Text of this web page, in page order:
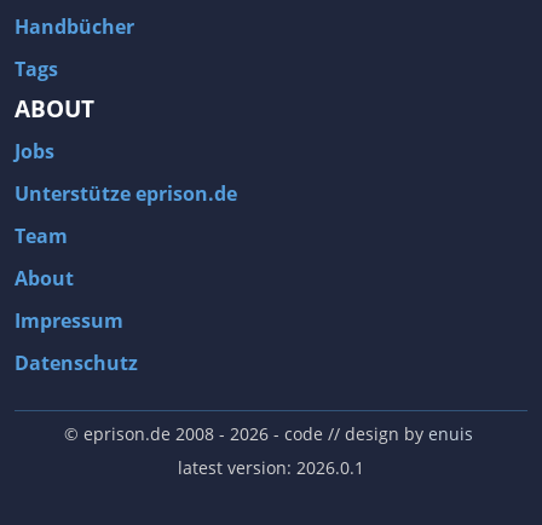
Handbücher
Tags
ABOUT
Jobs
Unterstütze eprison.de
Team
About
Impressum
Datenschutz
© eprison.de 2008 - 2026- code // design by enuis
latest version: 2026.0.1